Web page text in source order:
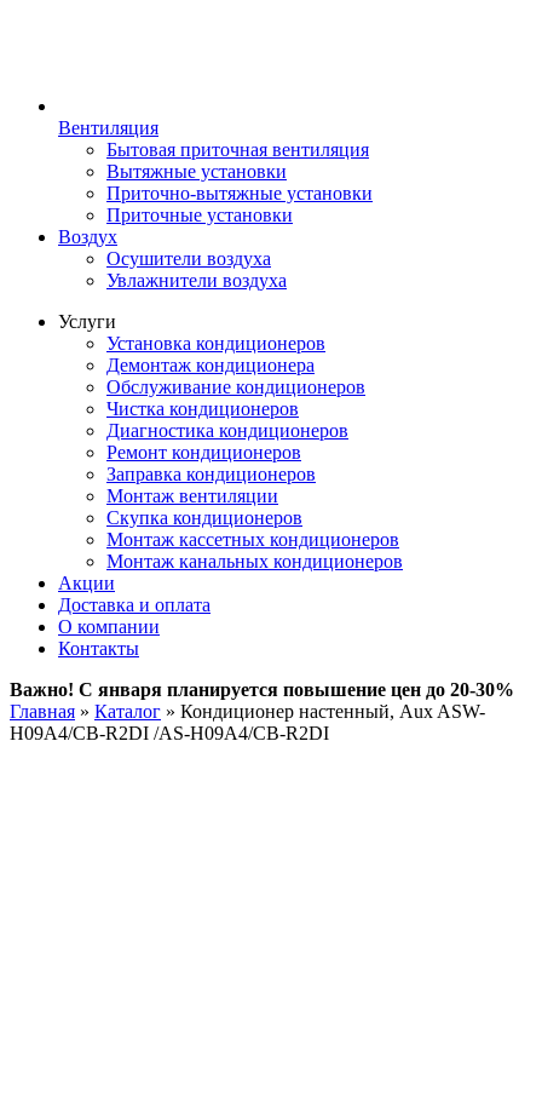
Вентиляция
Бытовая приточная вентиляция
Вытяжные установки
Приточно-вытяжные установки
Приточные установки
Воздух
Осушители воздуха
Увлажнители воздуха
Услуги
Установка кондиционеров
Демонтаж кондиционера
Обслуживание кондиционеров
Чистка кондиционеров
Диагностика кондиционеров
Ремонт кондиционеров
Заправка кондиционеров
Монтаж вентиляции
Скупка кондиционеров
Монтаж кассетных кондиционеров
Монтаж канальных кондиционеров
Акции
Доставка и оплата
О компании
Контакты
Важно! С января планируется повышение цен до 20-30%
Главная » Каталог » Кондиционер настенный, Aux ASW-
H09A4/СB-R2DI /AS-H09A4/СB-R2DI